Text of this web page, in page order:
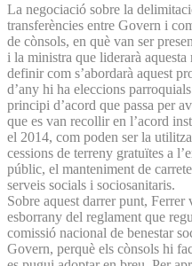
La negociació sobre la
transferències entre Govern i
de cònsols, en què van ser
i la ministra que liderarà
definir com s’abordarà aquest
d’any hi ha eleccions
principi d’acord que passa per
que es van recollir en l’acord
el 2014, com poden ser la
cessions de terreny gratuïtes a
públic, el manteniment de
serveis socials i sociosanitaris.
Sobre aquest darrer punt,
esborrany del reglament que
comissió nacional de benestar
Govern, perquè els cònsols hi